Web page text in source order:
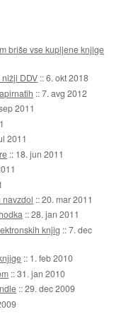
briše vse kupljene knjige
DDV ::6. okt 2018
::7. avg 2012
2011
2011
:: 18. jun 2011
navzdol ::20. mar 2011
::28. jan 2011
knjig ::7. dec
:: 1. feb 2010
::31. jan 2010
::29. dec 2009